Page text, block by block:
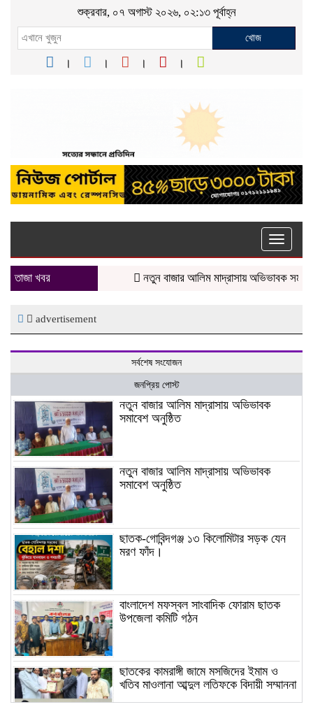
শুক্রবার, ০৭ অগাস্ট ২০২৬, ০২:১৩ পূর্বাহ্ন
খোজ
Toggle
তাজা খবর
নতুন বাজার আলিম মাদ্রাসায় অভিভাবক সমাবেশ
advertisement
সর্বশেষ সংযোজন
জনপ্রিয় পোস্ট
নতুন বাজার আলিম মাদ্রাসায় অভিভাবক
সমাবেশ অনুষ্ঠিত
নতুন বাজার আলিম মাদ্রাসায় অভিভাবক
সমাবেশ অনুষ্ঠিত
ছাতক-গোবিন্দগঞ্জ ১৩ কিলোমিটার সড়ক যেন
মরণ ফাঁদ।
বাংলাদেশ মফস্বল সাংবাদিক ফোরাম ছাতক
উপজেলা কমিটি গঠন
ছাতকের কামরাঙ্গী জামে মসজিদের ইমাম ও
খতিব মাওলানা আব্দুল লতিফকে বিদায়ী সম্মাননা